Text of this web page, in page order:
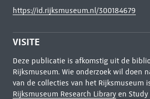
https://id.rijksmuseum.nl/300184679
VISITE
Deze publicatie is afkomstig uit de
Rijksmuseum. Wie onderzoek wil doen
van de collecties van het Rijksmuseum
Rijksmuseum Research Libraryen Study